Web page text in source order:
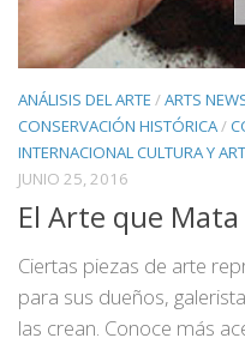
ANÁLISIS DEL ARTE /ARTS
CONSERVACIÓN HISTÓRICA/
INTERNACIONAL CULTURA Y
JUNIO 25, 2016
El Arte que Mata
Ciertas piezas de arte
para sus dueños,
las crean. Conoce más